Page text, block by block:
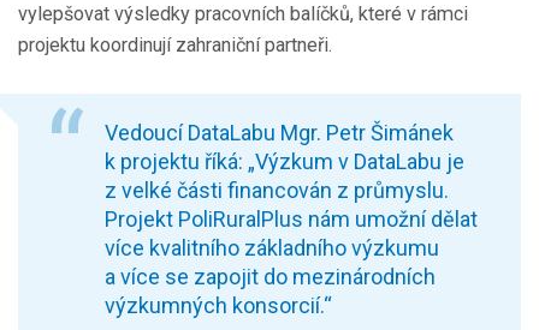
vylepšovat výsledky pracovních balíčků, které v rámci
projektu koordinují zahraniční partneři.
Vedoucí DataLabu Mgr. Petr Šimánek
k projektu říká: „Výzkum v DataLabu je
z velké části financován z průmyslu.
Projekt PoliRuralPlus nám umožní dělat
více kvalitního základního výzkumu
a více se zapojit do mezinárodních
výzkumných konsorcií.“